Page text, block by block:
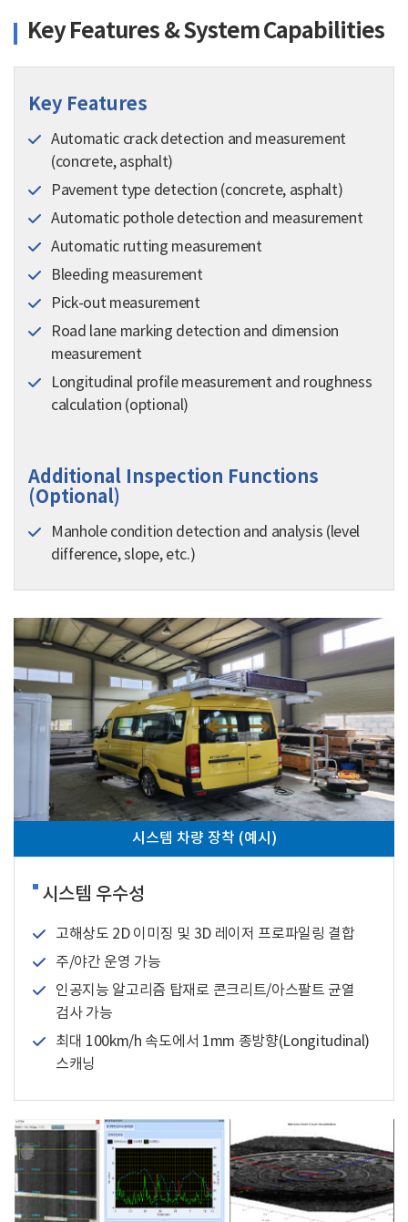
Key Features & System Capabilities
Key Features
Automatic crack detection and measurement
(concrete, asphalt)
Pavement type detection (concrete, asphalt)
Automatic pothole detection and measurement
Automatic rutting measurement
Bleeding measurement
Pick-out measurement
Road lane marking detection and dimension
measurement
Longitudinal profile measurement and roughness
calculation (optional)
Additional Inspection Functions
(Optional)
Manhole condition detection and analysis (level
difference, slope, etc.)
시스템 차량 장착 (예시)
시스템 우수성
고해상도 2D 이미징 및 3D 레이저 프로파일링 결합
주/야간 운영 가능
인공지능 알고리즘 탑재로 콘크리트/아스팔트 균열
검사 가능
최대 100km/h 속도에서 1mm 종방향(Longitudinal)
스캐닝